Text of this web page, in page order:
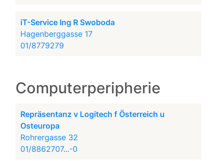
iT-Service Ing R Swoboda
Hagenberggasse 17
01/8779279
Computerperipherie
Repräsentanz v Logitech f Österreich u
Osteuropa
Rohrergasse 32
01/8862707...-0